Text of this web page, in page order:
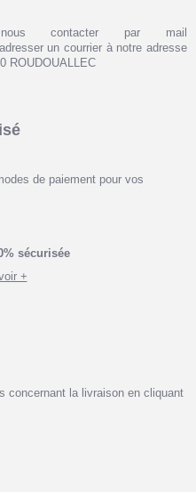
contacter par mail
un courrier à notre adresse
ROUDOUALLEC
de paiement pour vos
sécurisée
+
concernant la livraison en cliquant